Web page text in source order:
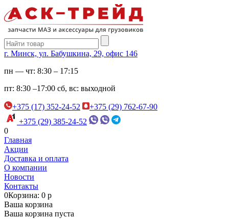
г. Минск, ул. Бабушкина, 29, офис 146
пн — чт: 8:30 – 17:15
пт: 8:30 –17:00 сб, вс: выходной
+375 (17) 352-24-52
+375 (29) 762-67-90
+375 (29) 385-24-52
0
Главная
Акции
Доставка и оплата
О компании
Новости
Контакты
0Корзина: 0 р
Ваша корзина
Ваша корзина пуста